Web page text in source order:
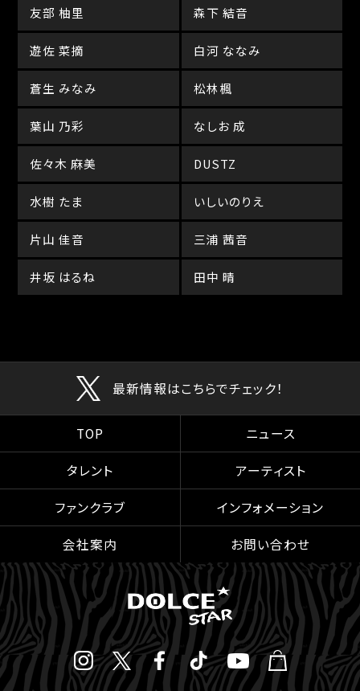
友部 柚里 森下 結音
遊佐 菜摘 白河 ななみ
蒼生 みなみ 松林楓
葉山 乃彩 なしお 成
佐々木 麻美 DUSTZ
水樹 たま いしいのりえ
片山 佳音 三浦 茜音
井坂 はるね 田中 晴
最新情報はこちらでチェック！
TOP
ニュース
タレント
アーティスト
ファンクラブ
インフォメーション
会社案内
お問い合わせ